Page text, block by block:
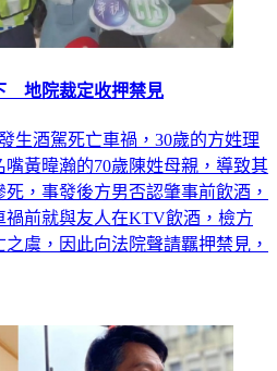
地院裁定收押禁見
生酒駕死亡車禍，30歲的方姓理
黃暐瀚的70歲陳姓母親，導致其
，事發後方男否認肇事前飲酒，
禍前就與友人在KTV飲酒，檢方
虞，因此向法院聲請羈押禁見，